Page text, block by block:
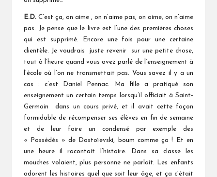
E.D. C’est ça, on aime , on n’aime pas, on aime, on n’aime
pas. Je pense que le livre est l’une des premières choses
qui est supprimé. Encore une fois pour une certaine
clientèle. Je voudrais juste revenir sur une petite chose,
tout à l’heure quand vous avez parlé de l’enseignement à
l’école où l’on ne transmettait pas. Vous savez il y a un
cas : c’est Daniel Pennac. Ma fille a pratiqué son
enseignement un certain temps lorsqu’il officiait à Saint-
Germain dans un cours privé, et il avait cette façon
formidable de récompenser ses élèves en fin de semaine
et de leur faire un condensé par exemple des
« Possédés » de Dostoïevski, boum comme ça ! Et en
une heure il racontait l’histoire. Dans sa classe les
mouches volaient, plus personne ne parlait. Les enfants
adorent les histoires quel que soit leur âge, et ça c’était